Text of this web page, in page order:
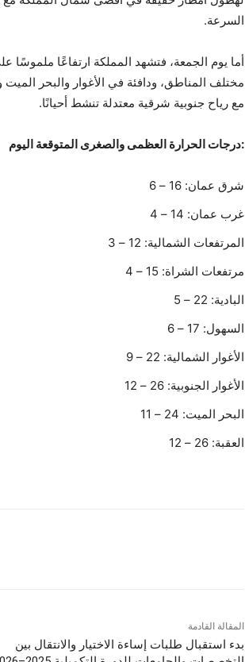
السرعة.
أما يوم الجمعة، فتشهد المملكة ارتفاعًا
مختلف المناطق، ودافئة في الأغوار والبحر
مع رياح جنوبية شرقية معتدلة تنشط أحيانًا.
:درجات الحرارة العظمى والصغرى المتوقعة اليوم
شرق عمان: 16 – 6
غرب عمان: 14 – 4
المرتفعات الشمالية: 12 – 3
مرتفعات الشراة: 15 – 4
البادية: 22 – 5
السهول: 17 – 6
الأغوار الشمالية: 22 – 9
الأغوار الجنوبية: 26 – 12
البحر الميت: 24 – 11
العقبة: 26 – 12
المقالة القادمة
بدء استقبال طلبات إساءة الاختيار والانتقال بين